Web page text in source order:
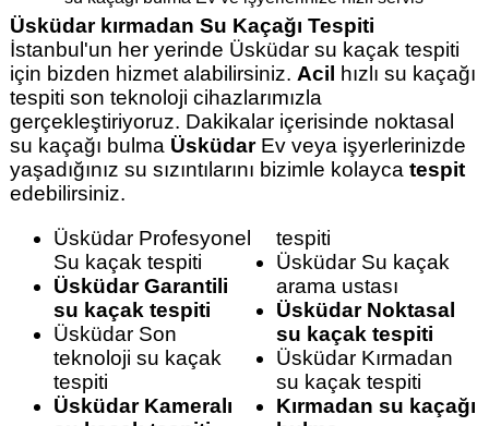
Üsküdar kırmadan Su Kaçağı Tespiti
İstanbul'un her yerinde Üsküdar su kaçak tespiti
için bizden hizmet alabilirsiniz. Acil
hızlı su kaçağı
tespiti son teknoloji cihazlarımızla
gerçekleştiriyoruz. Dakikalar içerisinde noktasal
su kaçağı bulma ÜsküdarEv veya işyerlerinizde
yaşadığınız su sızıntılarını bizimle kolayca tespit
edebilirsiniz.
Üsküdar Profesyonel
Su kaçak tespiti
Üsküdar Garantili
su kaçak tespiti
Üsküdar Son
teknoloji su kaçak
tespiti
Üsküdar Kameralı
tespiti
Üsküdar Su kaçak
arama ustası
Üsküdar Noktasal
su kaçak tespiti
Üsküdar Kırmadan
su kaçak tespiti
Kırmadan su kaçağı